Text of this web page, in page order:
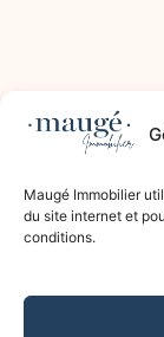
Maugé Immobilier
du site internet et
conditions.